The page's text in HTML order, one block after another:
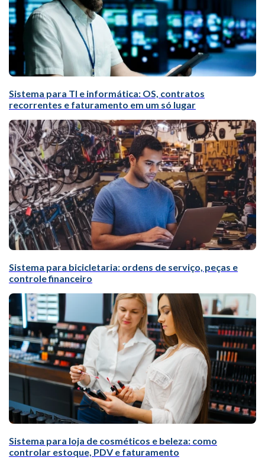
Sistema para TI e informática: OS, contratos
recorrentes e faturamento em um só lugar
Sistema para bicicletaria: ordens de serviço, peças e
controle financeiro
Sistema para loja de cosméticos e beleza: como
controlar estoque, PDV e faturamento